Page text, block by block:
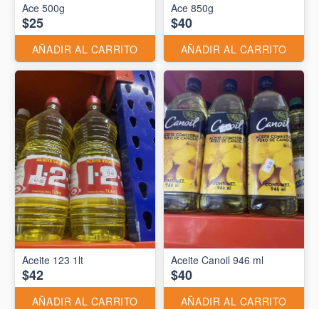
Ace 500g
$25
AÑADIR AL CARRITO
Ace 850g
$40
AÑADIR AL CARRITO
Aceite 123 1lt
$42
AÑADIR AL CARRITO
Aceite Canoil 946 ml
$40
AÑADIR AL CARRITO